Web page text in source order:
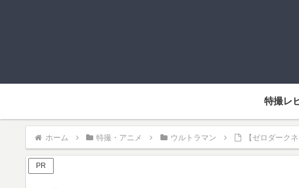
特撮レ
ホーム 特撮・アニメ ウルトラマン 【ゼロダーク
PR